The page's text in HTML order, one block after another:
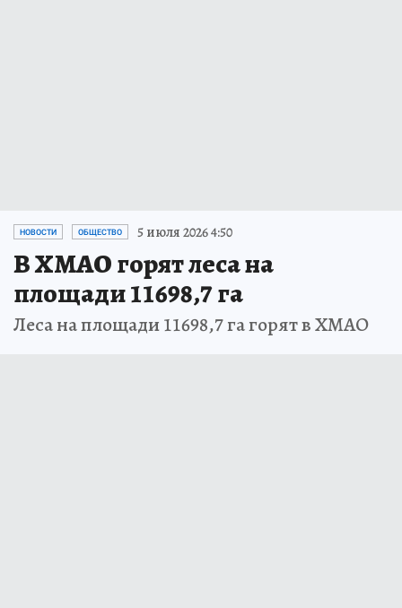
НОВОСТИ ОБЩЕСТВО 5 июля 2026 4:50
В ХМАО горят леса на
площади 11698,7 га
Леса на площади 11698,7 га горят в ХМАО